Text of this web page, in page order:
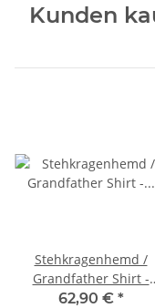
Kunden
Stehkragenhemd /
Grandfather Shirt -
dunkelblau-weiß
62,90 € *